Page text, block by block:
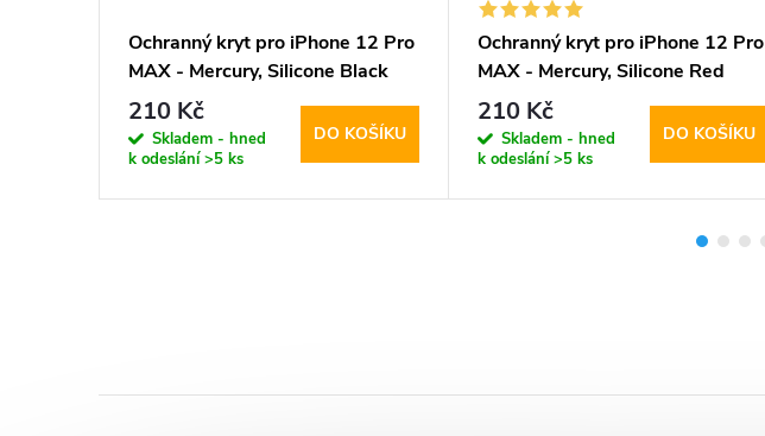
Ochranný kryt pro iPhone 12 Pro
MAX - Mercury, Silicone Black
210 Kč
Skladem - hned
k odeslání>5 ks
DO KOŠÍKU
Ochranný kryt pro iPhone 12 Pro
MAX - Mercury, Silicone Red
210 Kč
Skladem - hned
k odeslání>5 ks
DO KOŠÍKU